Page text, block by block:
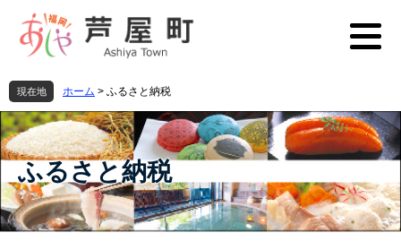
先
頭
で
す
。
を
飛
ば
し
て
文
へ
現在地 ホーム > ふるさと納税
ふるさと納税